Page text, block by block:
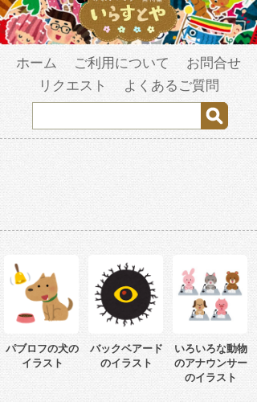
ホーム ご利用について
お問合せ
リクエスト
よくあるご質問
パブロフの犬の
イラスト
バックベアード
のイラスト
いろいろな動物
のアナウンサー
のイラスト